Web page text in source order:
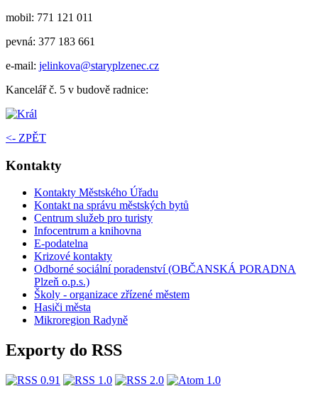
mobil: 771 121 011
pevná: 377 183 661
e-mail: jelinkova@staryplzenec.cz
Kancelář č. 5 v budově radnice:
<- ZPĚT
Kontakty
Kontakty Městského Úřadu
Kontakt na správu městských bytů
Centrum služeb pro turisty
Infocentrum a knihovna
E-podatelna
Krizové kontakty
Odborné sociální poradenství (OBČANSKÁ PORADNA
Plzeň o.p.s.)
Školy - organizace zřízené městem
Hasiči města
Mikroregion Radyně
Exporty do RSS